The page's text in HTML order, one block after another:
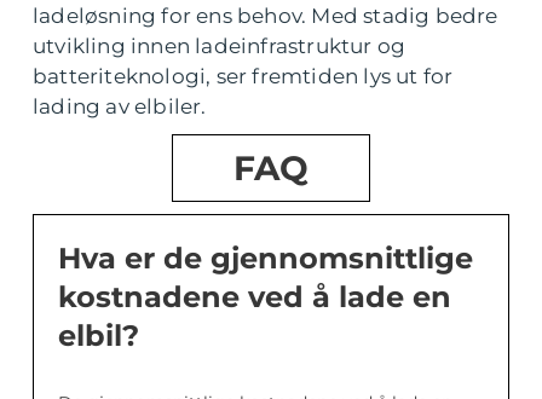
ladeløsning for ens behov. Med stadig bedre
utvikling innen ladeinfrastruktur og
batteriteknologi, ser fremtiden lys ut for
lading av elbiler.
FAQ
Hva er de gjennomsnittlige
kostnadene ved å lade en
elbil?